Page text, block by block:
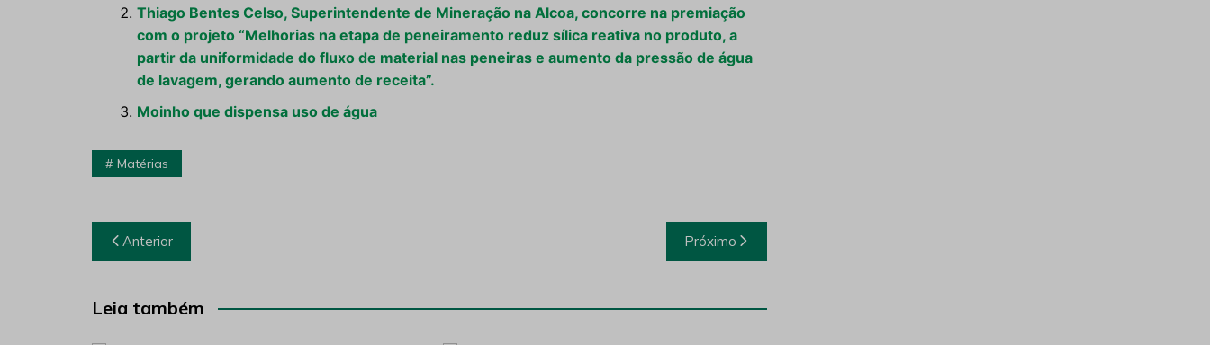
Thiago Bentes Celso, Superintendente de Mineração na Alcoa, concorre na premiação
com o projeto “Melhorias na etapa de peneiramento reduz sílica reativa no produto, a
partir da uniformidade do fluxo de material nas peneiras e aumento da pressão de água
de lavagem, gerando aumento de receita”.
Moinho que dispensa uso de água
Matérias
Navegação
de
Post
Anterior Próximo
Leia também